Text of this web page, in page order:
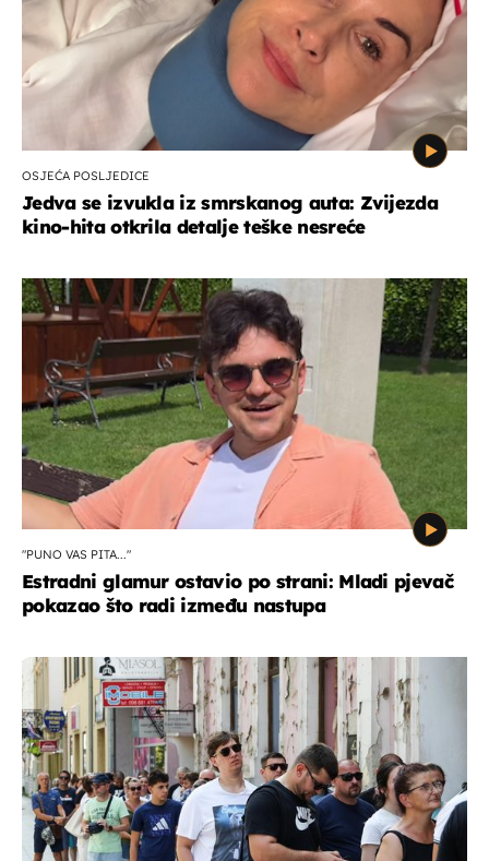
OSJEĆA POSLJEDICE
Jedva se izvukla iz smrskanog auta: Zvijezda
kino-hita otkrila detalje teške nesreće
"PUNO VAS PITA..."
Estradni glamur ostavio po strani: Mladi pjevač
pokazao što radi između nastupa